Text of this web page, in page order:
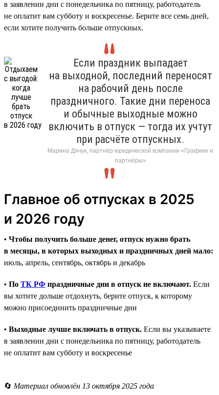
в заявлении дни с понедельника по пятницу, работодатель
не оплатит вам субботу и воскресенье. Берите все семь дней,
если хотите получить больше отпускных.
Если праздник выпадает
на выходной, последний переносят
на рабочий день после
праздничного. Такие дни переноса
и обычные выходные можно
включить в отпуск — тогда их учтут
при расчёте отпускных.
Марина Дячук, партнёр юридической компании «Графкин и
партнёры»
Главное об отпусках в 2025
и 2026 году
• Чтобы получить больше денег, отпуск нужно брать
в месяцы, в которых выходных и праздничных дней мало:
июль, апрель, сентябрь, октябрь и декабрь
• По ТК РФ праздничные дни в отпуск не включают. Если
вы хотите дольше отдохнуть, берите отпуск, к которому
можно присоединить праздничные дни
• Выходные лучше включать в отпуск. Если вы указываете
в заявлении дни с понедельника по пятницу, работодатель
не оплатит вам субботу и воскресенье
🔄 Материал обновлён 13 октября 2025 года